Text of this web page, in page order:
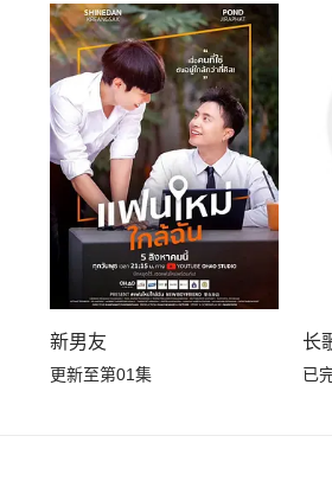
新男友
更新至第01集
长
已